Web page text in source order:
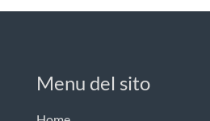
Menu del sito